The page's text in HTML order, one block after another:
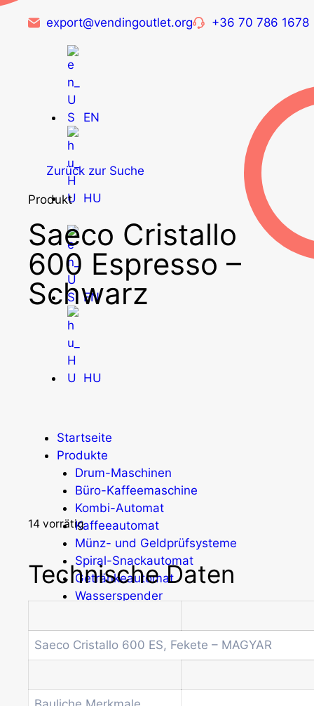
export@vendingoutlet.org +36 70 786 1678
EN
HU
EN
HU
Startseite
Produkte
Drum-Maschinen
Büro-Kaffeemaschine
Kombi-Automat
Kaffeeautomat
Münz- und Geldprüfsysteme
Spiral-Snackautomat
Getränkeautomat
Wasserspender
Weitere Automaten
Dienstleistungen
Neuigkeiten
Zurück zur Suche
Produkt
Saeco Cristallo
600 Espresso –
Schwarz
14 vorrätig
Technische Daten
Saeco Cristallo 600 ES, Fekete – MAGYAR